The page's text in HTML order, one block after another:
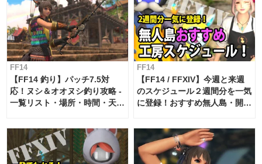
FF14
【FF14 釣り】パッチ7.5対
応！ヌシ＆オオヌシ釣り攻略 -
一覧リスト・場所・時間・天
FF14
【FF14 / FFXIV】今週と来週
のスケジュール２週間分を一気
に登録！おすすめ無人島・開拓
対応 / 毎週更新中】